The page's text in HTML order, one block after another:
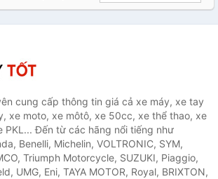
cung cấp thông tin giá cả xe máy, xe tay
xe moto, xe môtô, xe 50cc, xe thể thao, xe
PKL... Đến từ các hãng nổi tiếng như
Benelli, Michelin, VOLTRONIC, SYM,
Triumph Motorcycle, SUZUKI, Piaggio,
UMG, Eni, TAYA MOTOR, Royal, BRIXTON,